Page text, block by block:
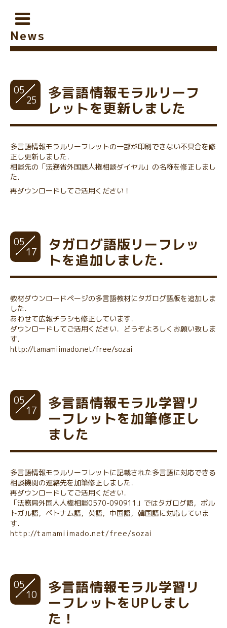
News
05
25
多言語情報モラルリーフ
レットを更新しました
多言語情報モラルリーフレットの一部が印刷できない不具合を修
正し更新しました．
相談先の「法務省外国語人権相談ダイヤル」の名称を修正しまし
た．
再ダウンロードしてご活用ください！
05
17
タガログ語版リーフレッ
トを追加しました．
教材ダウンロードページの多言語教材にタガログ語版を追加しま
した．
あわせて広報チラシも修正しています．
ダウンロードしてご活用ください．どうぞよろしくお願い致しま
す．
http://tamamiimado.net/free/sozai
05
17
多言語情報モラル学習リ
ーフレットを加筆修正し
ました
多言語情報モラルリーフレットに記載された多言語に対応できる
相談機関の連絡先を加筆修正しました．
再ダウンロードしてご活用ください．
「法務局外国人人権相談0570-090911」ではタガログ語，ポル
トガル語，ベトナム語，英語，中国語，韓国語に対応していま
す．
http://tamamiimado.net/free/sozai
05
10
多言語情報モラル学習リ
ーフレットをUPしまし
た！